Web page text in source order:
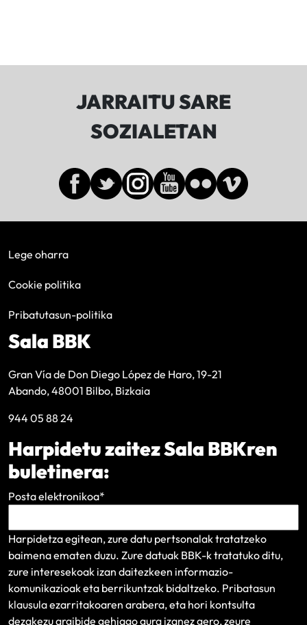
JARRAITU SARE
SOZIALETAN
Lege oharra
Cookie politika
Pribatutasun-politika
Sala BBK
Gran Vía de Don Diego López de Haro, 19-21
Abando, 48001 Bilbo, Bizkaia
944 05 88 24
Harpidetu zaitez Sala BBKren
buletinera:
Posta elektronikoa*
Harpidetza egitean, zure datu pertsonalak tratatzeko
baimena ematen duzu. Zure datuak BBK-k tratatuko ditu,
zure interesekoak izan daitezkeen informazio-
komunikazioak eta berrikuntzak bidaltzeko. Pribatasun
klausulaezarritakoaren arabera, eta hori kontsulta
dezakezu argibide gehiago gura izanez gero, zeure